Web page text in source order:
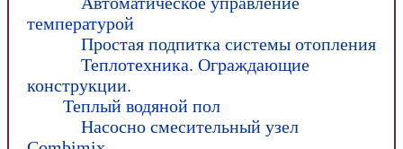
температурой
Простая подпитка системы отопления
Теплотехника. Ограждающие
конструкции.
Теплый водяной пол
Насосно смесительный узел